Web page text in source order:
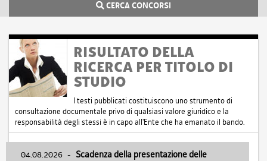
CERCA CONCORSI
RISULTATO DELLA
RICERCA PER TITOLO DI
STUDIO
I testi pubblicati costituiscono uno strumento di
consultazione documentale privo di qualsiasi valore giuridico e la
responsabilità degli stessi è in capo all'Ente che ha emanato il bando.
04.08.2026 - Scadenza della presentazione delle